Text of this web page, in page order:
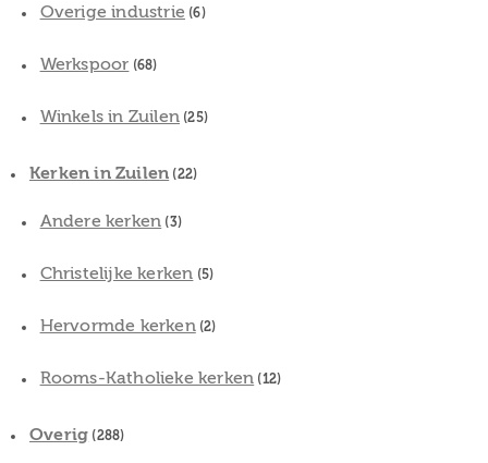
Overige industrie (6)
Werkspoor (68)
Winkels in Zuilen (25)
Kerken in Zuilen (22)
Andere kerken (3)
Christelijke kerken (5)
Hervormde kerken(2)
Rooms-Katholieke kerken (12)
Overig (288)